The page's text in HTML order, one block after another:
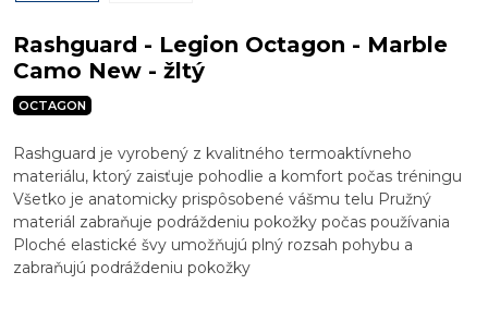
Rashguard - Legion Octagon - Marble
Camo New - žltý
OCTAGON
Rashguard je vyrobený z kvalitného termoaktívneho
materiálu, ktorý zaisťuje pohodlie a komfort počas tréningu
Všetko je anatomicky prispôsobené vášmu telu Pružný
materiál zabraňuje podráždeniu pokožky počas používania
Ploché elastické švy umožňujú plný rozsah pohybu a
zabraňujú podráždeniu pokožky